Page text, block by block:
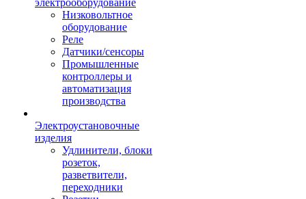
электрооборудование
Низковольтное
оборудование
Реле
Датчики/сенсоры
Промышленные
контроллеры и
автоматизация
производства
Электроустановочные
изделия
Удлинители, блоки
розеток,
разветвители,
переходники